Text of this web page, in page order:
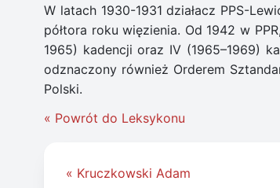
W latach 1930-1931 działacz PPS-
półtora roku więzienia. Od 1942 w
1965) kadencji oraz IV (1965–1969)
odznaczony również Orderem
Polski.
« Powrót do Leksykonu
Nawigacja
« Kruczkowski Adam